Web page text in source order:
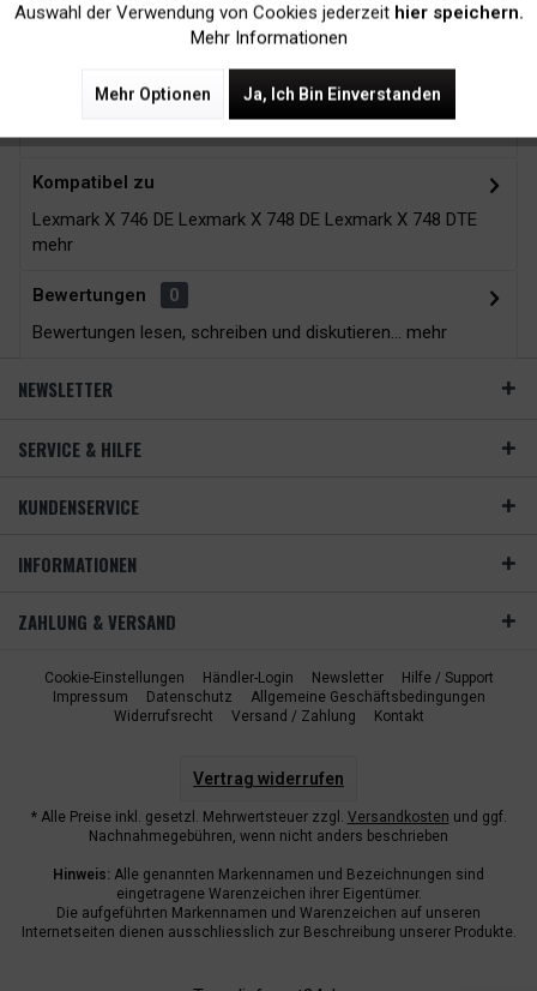
Kompatibel zu
Lexmark X 746 DE Lexmark X 748 DE Lexmark X 748 DTE
mehr
Bewertungen
0
Bewertungen lesen, schreiben und diskutieren... mehr
NEWSLETTER
SERVICE & HILFE
KUNDENSERVICE
INFORMATIONEN
ZAHLUNG & VERSAND
Cookie-Einstellungen Händler-Login Newsletter
Hilfe / Support
Impressum
Datenschutz
Allgemeine Geschäftsbedingungen
Widerrufsrecht
Versand / Zahlung Kontakt
Vertrag widerrufen
* Alle Preise inkl. gesetzl. Mehrwertsteuer zzgl. Versandkosten und ggf.
Nachnahmegebühren, wenn nicht anders beschrieben
Hinweis: Alle genannten Markennamen und Bezeichnungen sind
eingetragene Warenzeichen ihrer Eigentümer.
Die aufgeführten Markennamen und Warenzeichen auf unseren
Internetseiten dienen ausschliesslich zur Beschreibung unserer Produkte.
Auswahl der Verwendung von Cookies jederzeit hier speichern.
Mehr Informationen
Mehr Optionen Ja, Ich Bin Einverstanden